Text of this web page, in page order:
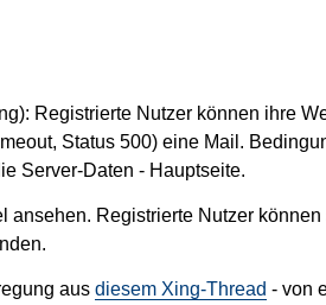
Registrierte Nutzer können ihre
Status 500) eine Mail.
Server-Daten - Hauptseite.
ansehen. Registrierte Nutzer können
aus diesem Xing-Thread - von